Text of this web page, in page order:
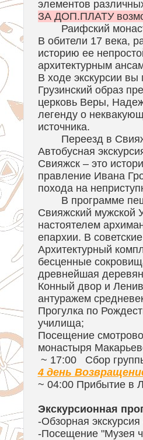
элементов
ЗА ДОП.ПЛАТУ
Раифский
В обители 17 века,
историю ее
архитектурным
В ходе экскурсии
Грузинский образ
церковь Веры,
легенду о
источника.
Переезд в
Автобусная
Свияжск – это
правление Ивана
похода на
В программе
Свияжский мужской
настоятелем
епархии. В
Архитектурный
бесценные
древнейшая
Конный двор и
антуражем
Прогулка по
училища;
Посещение
монастыря
~ 17:00 Сбор
4 день
~ 04:00 Прибытие в
Экскурсионная
-Обзорная
-Посещение "Музея